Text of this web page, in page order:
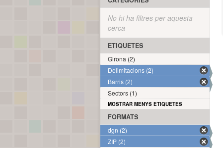
No hi ha filtres per aquesta
cerca
ETIQUETES
Girona (2)
Delimitacions (2)
Barris (2)
Sectors (1)
MOSTRAR MENYS ETIQUETES
FORMATS
dgn (2)
ZIP (2)